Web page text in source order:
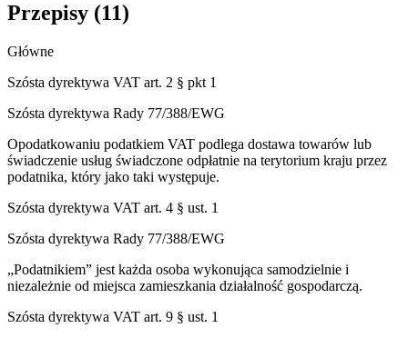
Przepisy (11)
Główne
Szósta dyrektywa VAT art. 2 § pkt 1
Szósta dyrektywa Rady 77/388/EWG
Opodatkowaniu podatkiem VAT podlega dostawa towarów lub
świadczenie usług świadczone odpłatnie na terytorium kraju przez
podatnika, który jako taki występuje.
Szósta dyrektywa VAT art. 4 § ust. 1
Szósta dyrektywa Rady 77/388/EWG
„Podatnikiem” jest każda osoba wykonująca samodzielnie i
niezależnie od miejsca zamieszkania działalność gospodarczą.
Szósta dyrektywa VAT art. 9 § ust. 1